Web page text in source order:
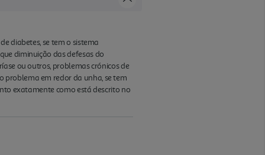
diabetes, se tem o sistema
diminuição das defesas do
ou outros, problemas crónicos de
problema em redor da unha, se tem
exatamente como está descrito no